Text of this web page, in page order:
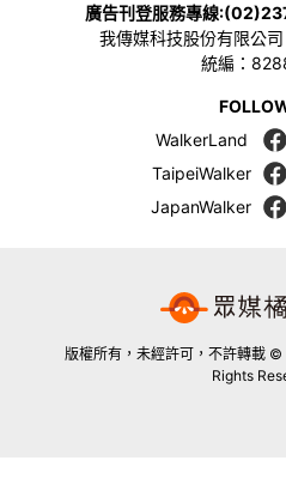
廣告刊登服務專線:
我傳媒科技股份有限公
統編：
WalkerLand
TaipeiWalker
JapanWalker
版權所有，未經許可，不許轉載
Rights